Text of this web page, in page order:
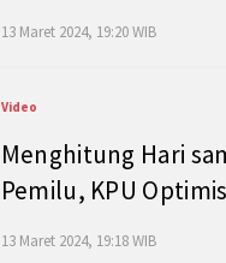
13 Maret 2024, 19:20 WIB
Video
Menghitung Hari
Pemilu, KPU
13 Maret 2024, 19:18 WIB